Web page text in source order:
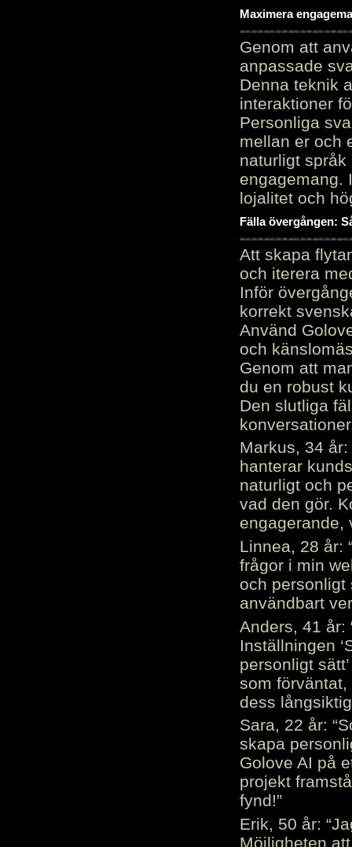
Maximera
Genom att
anpassade
Denna teknik
interaktioner
Personliga
mellan er och
naturligt
engagemang.
lojalitet och
Fälla övergången:
Att skapa
och iterera
Inför
korrekt
Använd
och
Genom att
du en robust
Den slutliga
Markus, 34
hanterar
naturligt och
vad den gör.
engagerande,
Linnea, 28 år:
frågor i min
och personligt
användbart
Anders, 41 år:
Inställningen
personligt
som
dess
Sara, 22 år:
skapa
Golove AI på
projekt
fynd!”
Erik, 50 år:
Möjligheten